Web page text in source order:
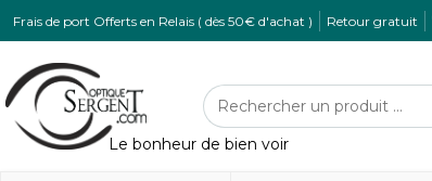
Frais de port Offerts en Relais ( dès 50€ d'achat ) Retour gratuit